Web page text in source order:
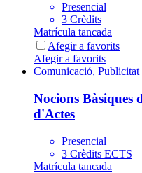
Presencial
3 Crèdits
Matrícula tancada
Afegir a favorits
Afegir a favorits
Comunicació,
Nocions Bàsiques
d'Actes
Presencial
3 Crèdits ECTS
Matrícula tancada